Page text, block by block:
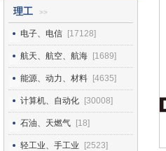
理工 >>
电子、电信 [17128]
航天、航空、航海 [1689]
能源、动力、材料 [4635]
计算机、自动化 [30008]
石油、天燃气 [18]
轻工业、手工业 [2523]